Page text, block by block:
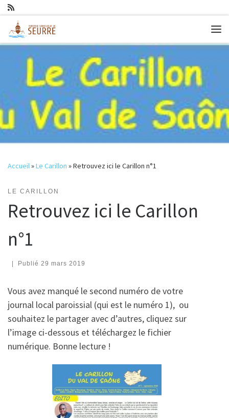
Passer au contenu
Accueil»Le Carillon »Retrouvez ici le Carillon n°1
LE CARILLON
Retrouvez ici le Carillon
n°1
| Publié 29 mars 2019
Vous avez manqué le second numéro de votre
journal local paroissial (qui est le numéro 1), ou
souhaitez le partager avec d’autres, cliquez sur
l’image ci-dessous et téléchargez le fichier
numérique. Bonne lecture !